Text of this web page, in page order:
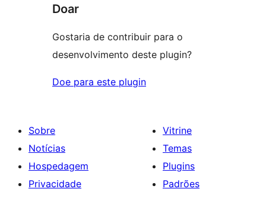
Doar
Gostaria de contribuir para o
desenvolvimento deste plugin?
Doe para este plugin
Sobre
Notícias
Hospedagem
Privacidade
Vitrine
Temas
Plugins
Padrões